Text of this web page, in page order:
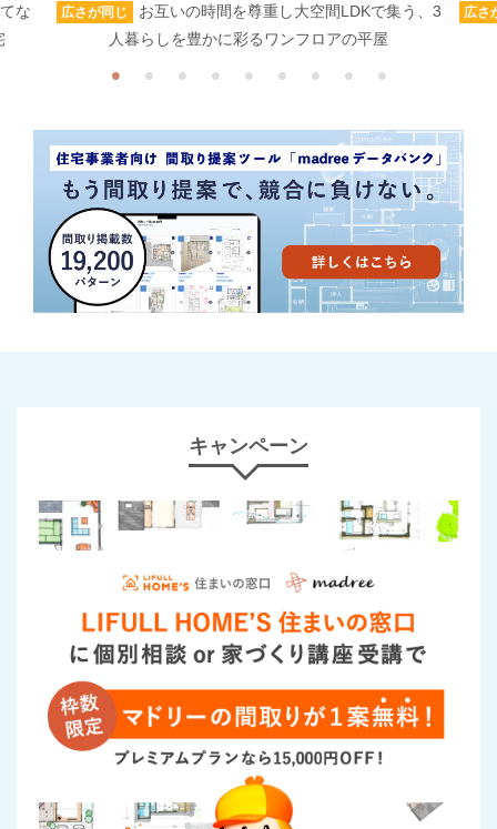
な
広さが同じ
お互いの時間を尊重し大空間LDKで集う、3
人暮らしを豊かに彩るワンフロアの平屋
広さ
キャンペーン